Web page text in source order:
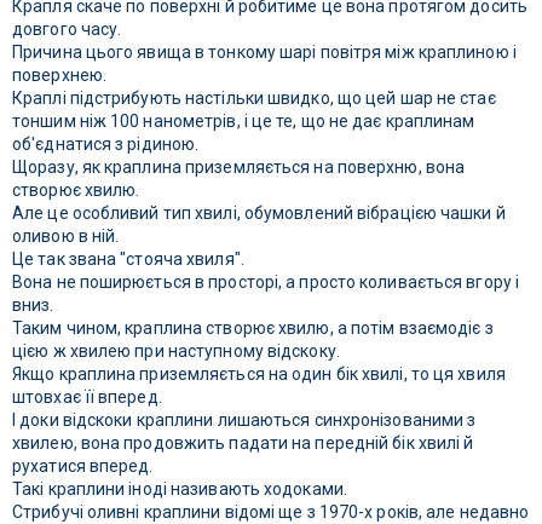
Крапля скаче по поверхні й робитиме це вона протягом досить
довгого часу.
Причина цього явища в тонкому шарі повітря між краплиною і
поверхнею.
Краплі підстрибують настільки швидко, що цей шар не стає
тоншим ніж 100 нанометрів, і це те, що не дає краплинам
об'єднатися з рідиною.
Щоразу, як краплина приземляється на поверхню, вона
створює хвилю.
Але це особливий тип хвилі, обумовлений вібрацією чашки й
оливою в ній.
Це так звана "стояча хвиля".
Вона не поширюється в просторі, а просто коливається вгору і
вниз.
Таким чином, краплина створює хвилю, а потім взаємодіє з
цією ж хвилею при наступному відскоку.
Якщо краплина приземляється на один бік хвилі, то ця хвиля
штовхає її вперед.
І доки відскоки краплини лишаються синхронізованими з
хвилею, вона продовжить падати на передній бік хвилі й
рухатися вперед.
Такі краплини іноді називають ходоками.
Стрибучі оливні краплини відомі ще з 1970-х років, але недавно